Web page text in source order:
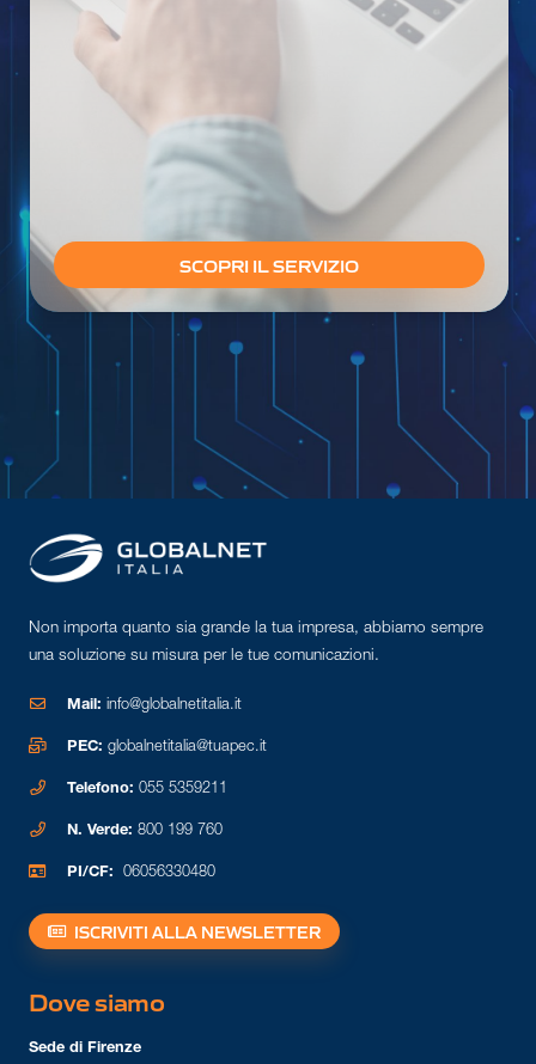
SCOPRI IL SERVIZIO
Non importa quanto sia grande la tua impresa, abbiamo sempre
una soluzione su misura per le tue comunicazioni.
Mail: info@globalnetitalia.it
PEC: globalnetitalia@tuapec.it
Telefono: 055 5359211
N. Verde: 800 199 760
PI/CF: 06056330480
ISCRIVITI ALLA NEWSLETTER
Dove siamo
Sede di Firenze